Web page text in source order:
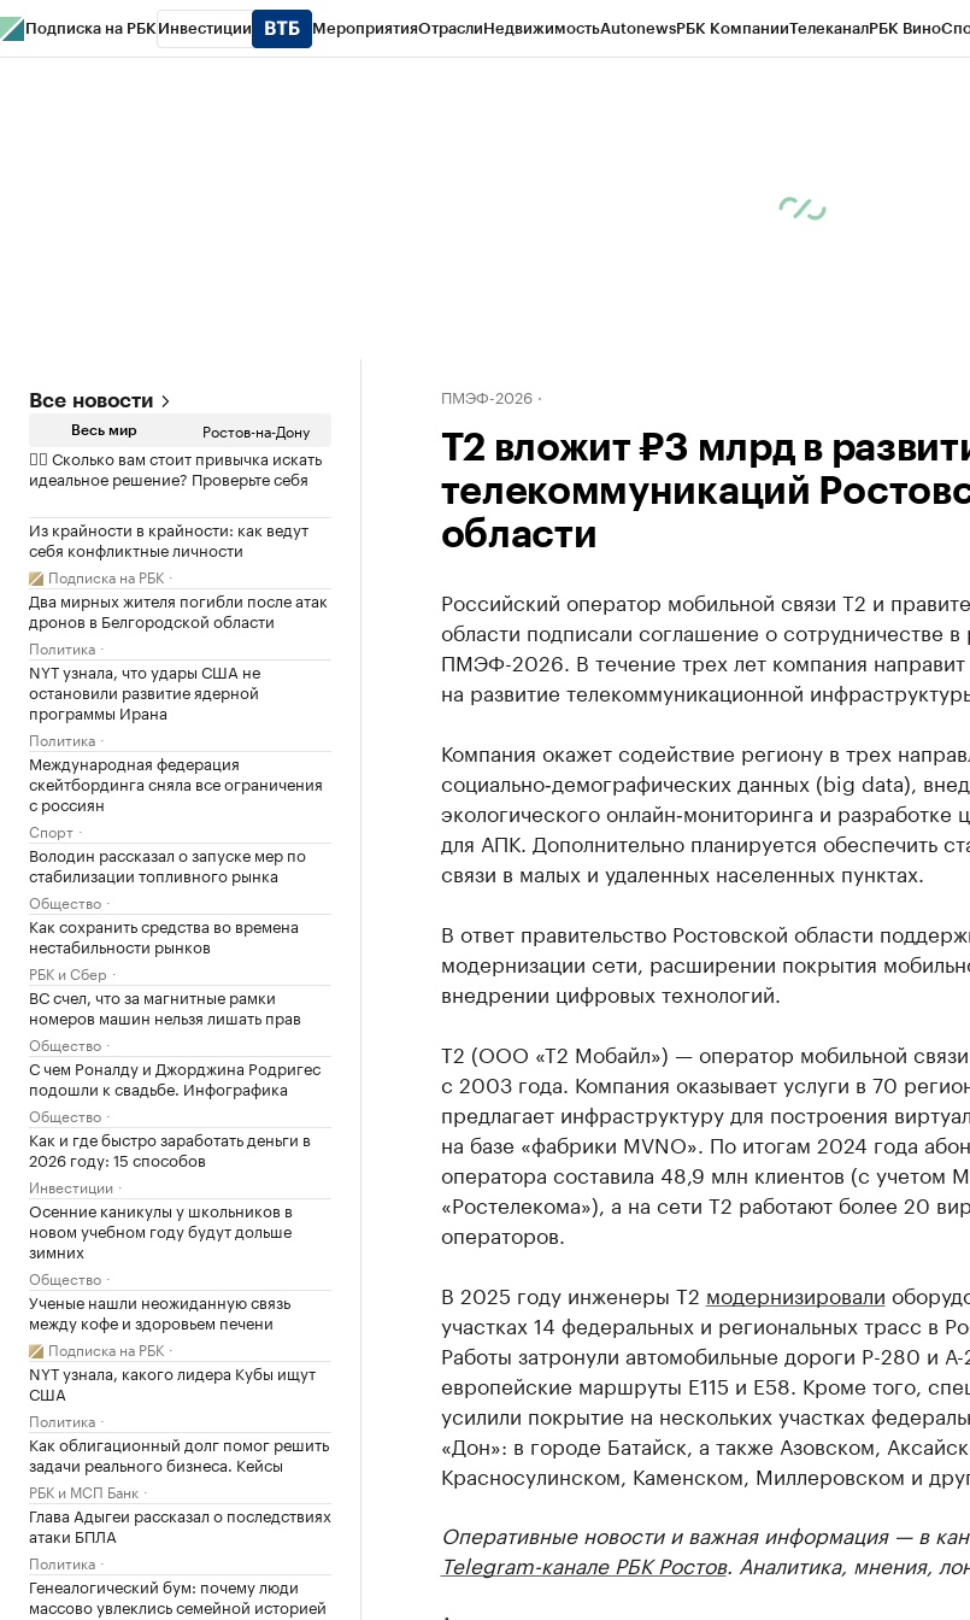
Подписка на РБК Инвестиции МероприятияОтраслиНедвижимостьAutonewsРБК КомпанииТелеканалРБК Вино
Все новости
Весь мир Ростов-на-Дону
✍🏻 Сколько вам стоит привычка искать
идеальное решение? Проверьте себя
Из крайности в крайности: как ведут
себя конфликтные личности
Подписка на РБК
Два мирных жителя погибли после атак
дронов в Белгородской области
Политика
NYT узнала, что удары США не
остановили развитие ядерной
программы Ирана
Политика
Международная федерация
скейтбординга сняла все ограничения
с россиян
Спорт
Володин рассказал о запуске мер по
стабилизации топливного рынка
Общество
Как сохранить средства во времена
нестабильности рынков
РБК и Сбер
ВС счел, что за магнитные рамки
номеров машин нельзя лишать прав
Общество
С чем Роналду и Джорджина Родригес
подошли к свадьбе. Инфографика
Общество
Как и где быстро заработать деньги в
2026 году: 15 способов
Инвестиции
Осенние каникулы у школьников в
новом учебном году будут дольше
зимних
Общество
Ученые нашли неожиданную связь
между кофе и здоровьем печени
Подписка на РБК
NYT узнала, какого лидера Кубы ищут
США
Политика
Как облигационный долг помог решить
задачи реального бизнеса. Кейсы
РБК и МСП Банк
Глава Адыгеи рассказал о последствиях
атаки БПЛА
Политика
Генеалогический бум: почему люди
массово увлеклись семейной историей
ПМЭФ-2026
T2 вложит ₽3 млрд в
телекоммуникаций
области
Российский оператор мобильной связи T2 и
области подписали соглашение о сотрудничестве в
ПМЭФ-2026. В течение трех лет компания
на развитие телекоммуникационной
Компания окажет содействие региону в трех
социально‑демографических данных (big data),
экологического онлайн‑мониторинга и
для АПК. Дополнительно планируется обеспечить
связи в малых и удаленных населенных пунктах.
В ответ правительство Ростовской области
модернизации сети, расширении покрытия
внедрении цифровых технологий.
Т2 (ООО «Т2 Мобайл») — оператор мобильной связи
с 2003 года. Компания оказывает услуги в 70
предлагает инфраструктуру для построения
на базе «фабрики MVNO». По итогам 2024 года
оператора составила 48,9 млн клиентов (с учетом
«Ростелекома»), а на сети Т2 работают более 20
операторов.
В 2025 году инженеры T2 модернизировали
участках 14 федеральных и региональных трасс в
Работы затронули автомобильные дороги Р-280 и
европейские маршруты E115 и E58. Кроме того,
усилили покрытие на нескольких участках
«Дон»: в городе Батайск, а также Азовском,
Красносулинском, Каменском, Миллеровском и
Оперативные новости и важная информация — в
Telegram-канале РБК Ростов. Аналитика, мнения,